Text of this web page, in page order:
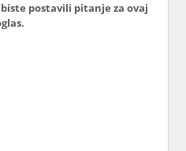
postavili pitanje za ovaj